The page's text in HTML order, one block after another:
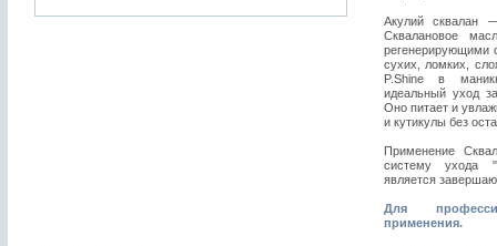
Акулий сквалан
Сквалановое
регенерирующими
сухих, ломких,
P.Shine в
идеальный уход
Оно питает и
и кутикулы без
Применение
систему ухода
является
Для
применения.